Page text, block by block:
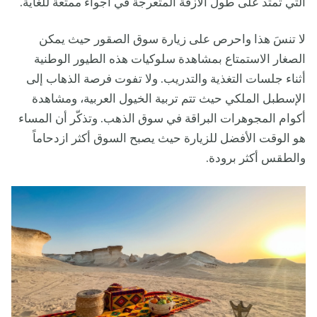
التي تمتد على طول الأزقة المتعرجة في أجواء ممتعة للغاية.
لا تنسَ هذا واحرص على زيارة سوق الصقور حيث يمكن
الصغار الاستمتاع بمشاهدة سلوكيات هذه الطيور الوطنية
أثناء جلسات التغذية والتدريب. ولا تفوت فرصة الذهاب إلى
الإسطبل الملكي حيث تتم تربية الخيول العربية، ومشاهدة
أكوام المجوهرات البراقة في سوق الذهب. وتذكّر أن المساء
هو الوقت الأفضل للزيارة حيث يصبح السوق أكثر ازدحاماً
والطقس أكثر برودة.